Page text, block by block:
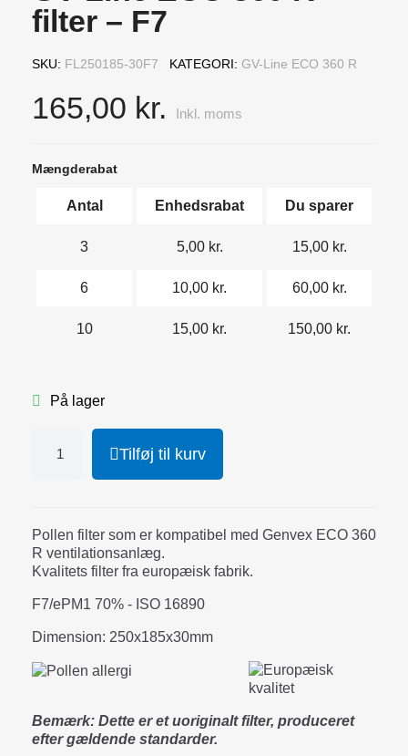
filter – F7
SKU FL250185-30F7 KATEGORI GV-Line ECO 360 R
165,00 kr. Inkl. moms
Mængderabat
Antal Enhedsrabat Du sparer
3 5,00 kr. 15,00 kr.
6 10,00 kr. 60,00 kr.
10 15,00 kr. 150,00 kr.
På lager
Tilføj til kurv
Pollen filter som er kompatibel med Genvex ECO 360
R ventilationsanlæg.
Kvalitets filter fra europæisk fabrik.
F7/ePM1 70% - ISO 16890
Dimension: 250x185x30mm
Bemærk: Dette er et uoriginalt filter, produceret
efter gældende standarder.